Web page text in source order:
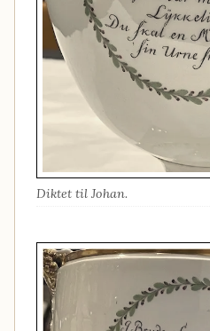
Diktet til Johan.